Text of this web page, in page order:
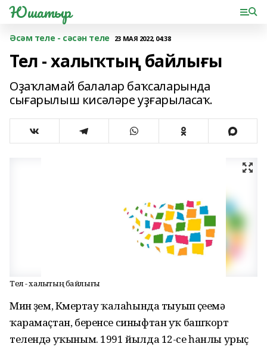
Юшатыр
Әсәм теле - сәсән теле 23 МАЯ 2022, 04:38
Тел - халыҡтың байлығы
Оҙаҡламай балалар баҡсаларында
сығарылыш кисәләре уҙғарыласаҡ.
Тел - халыҡтың байлығы
Мин үҙем, Күмертау ҡалаһында тыуып үҫеүемә
ҡарамаҫтан, беренсе синыфтан уҡ башҡорт
телендә уҡыным. 1991 йылда 12-се һанлы урыҫ